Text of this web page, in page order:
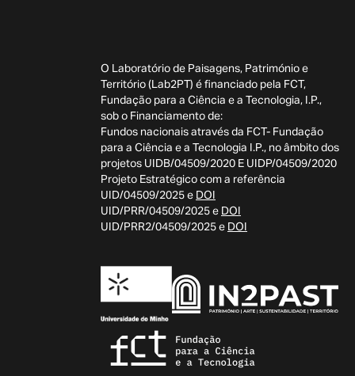
O Laboratório de Paisagens, Património e
Território (Lab2PT) é financiado pela FCT,
Fundação para a Ciência e a Tecnologia, I.P.,
sob o Financiamento de:
Fundos nacionais através da FCT- Fundação
para a Ciência e a Tecnologia I.P., no âmbito dos
projetos UIDB/04509/2020 E UIDP/04509/2020
Projeto Estratégico com a referência
UID/04509/2025 e DOI
UID/PRR/04509/2025 e DOI
UID/PRR2/04509/2025 e DOI